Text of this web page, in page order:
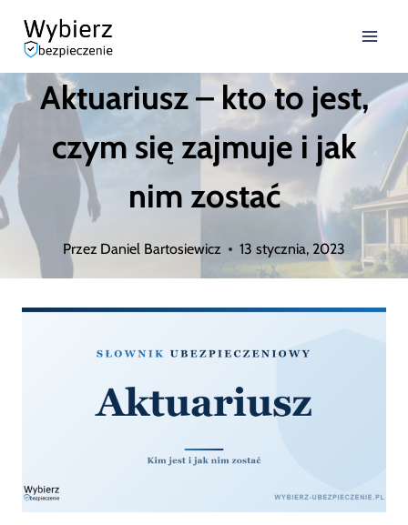
Przejdź
treści Aktuariusz – kto to jest,
czym się zajmuje i jak
nim zostać
Przez Daniel Bartosiewicz 13 stycznia, 2023